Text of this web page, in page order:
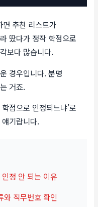
면 추천 리스트가
땄다가 정작 학점으로
보다 많습니다.
경우입니다. 분명
거죠.
점으로 인정되느냐’로
기랍니다.
정 안 되는 이유
직무번호 확인